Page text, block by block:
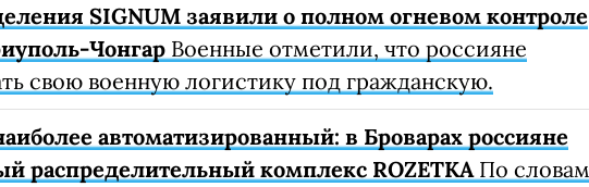
SIGNUM заявили о полном огневом контроле
Чонгар Военные отметили, что россияне
свою военную логистику под гражданскую.
автоматизированный: в Броварах россияне
распределительный комплекс ROZETKAПо словам